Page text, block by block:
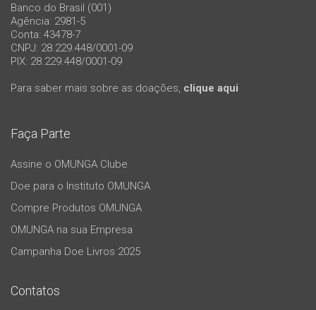
Banco do Brasil (001)
Agência: 2981-5
Conta: 43478-7
CNPJ: 28.229.448/0001-09
PIX: 28.229.448/0001-09
Para saber mais sobre as doações, clique aqui
Faça Parte
Assine o OMUNGA Clube
Doe para o Instituto OMUNGA
Compre Produtos OMUNGA
OMUNGA na sua Empresa
Campanha Doe Livros 2025
Contatos